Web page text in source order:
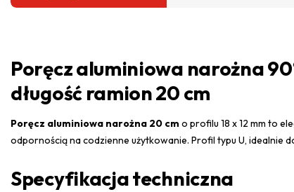
Poręcz aluminiowa narożna
długość ramion 20 cm
Poręcz aluminiowa narożna 20 cm o profilu 18 x 12 mm to
odpornością na codzienne użytkowanie. Profil typu U, idealnie
Specyfikacja techniczna